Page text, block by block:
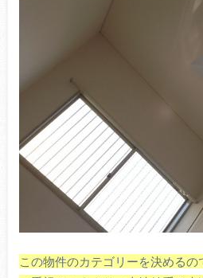
この物件のカテゴリーを決めるの